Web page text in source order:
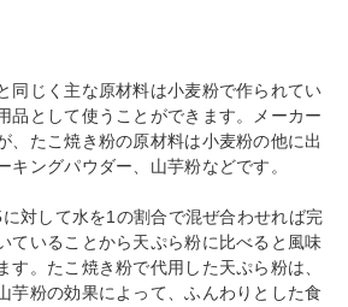
同じく主な原材料は小麦粉で作られてい
品として使うことができます。メーカー
、たこ焼き粉の原材料は小麦粉の他に出
キングパウダー、山芋粉などです。
対して水を1の割合で混ぜ合わせれば完
ていることから天ぷら粉に比べると風味
す。たこ焼き粉で代用した天ぷら粉は、
芋粉の効果によって、ふんわりとした食